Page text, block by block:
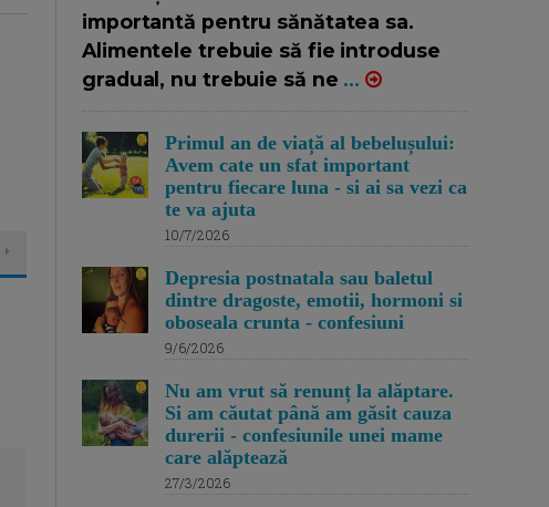
importantă pentru sănătatea sa.
Alimentele trebuie să fie introduse
gradual, nu trebuie să ne ...
Primul an de viață al bebelușului:
Avem cate un sfat important
pentru fiecare luna - si ai sa vezi ca
te va ajuta
10/7/2026
Depresia postnatala sau baletul
dintre dragoste, emotii, hormoni si
oboseala crunta - confesiuni
9/6/2026
Nu am vrut să renunț la alăptare.
Si am căutat până am găsit cauza
durerii - confesiunile unei mame
care alăptează
27/3/2026